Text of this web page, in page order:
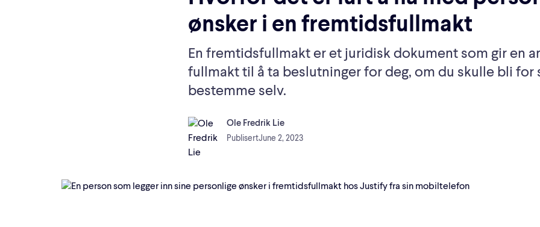
ønsker i en fremtidsfullmakt
En fremtidsfullmakt er et juridisk dokument som gir en
fullmakt til å ta beslutninger for deg, om du skulle bli for
bestemme selv.
Ole Fredrik Lie
PublisertJune 2, 2023